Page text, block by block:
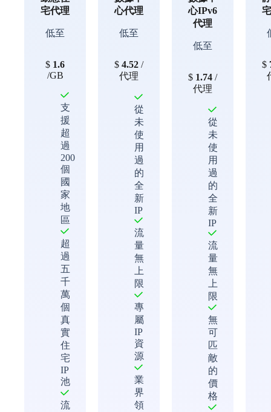
宅代理
低至
$ 1.6
/GB
支
援
超
過
200
個
國
家
地
區
超
過
五
千
萬
個
真
實
住
宅
IP
池
流
心代理
低至
$ 4.52 /
代理
從
未
使
用
過
的
全
新
IP
流
量
無
上
限
專
屬
IP
資
源
業
界
領
心IPv6
代理
低至
$ 1.74 /
代理
從
未
使
用
過
的
全
新
IP
流
量
無
上
限
無
可
匹
敵
的
價
格
$